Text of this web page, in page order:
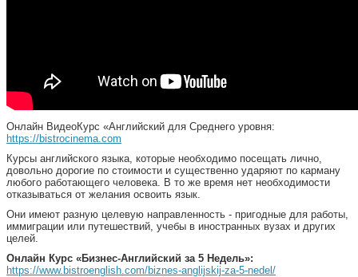
Онлайн ВидеоКурс «Английский для Среднего уровня:
https://bistrocinema.com
Курсы английского языка, которые необходимо посещать лично,
довольно дорогие по стоимости и существенно ударяют по карману
любого работающего человека. В то же время нет необходимости
отказываться от желания освоить язык.
Они имеют разную целевую направленность - пригодные для работы,
иммиграции или путешествий, учебы в иностранных вузах и других
целей.
Онлайн Курс «Бизнес-Английский за 5 Недель»:
https://www.bistroenglish.com/biznes-anglijskij-za-5-nedel/